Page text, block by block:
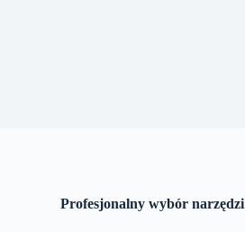
Profesjonalny wybór narzędzi